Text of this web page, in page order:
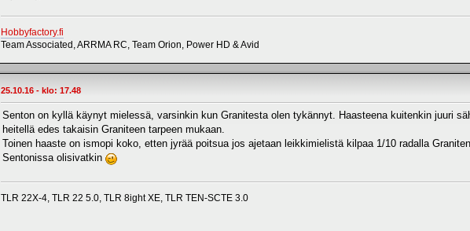
Hobbyfactory.fi
Team Associated, ARRMA RC, Team Orion, Power HD & Avid
25.10.16 - klo: 17.48
Senton on kyllä käynyt mielessä, varsinkin kun Granitesta olen tykännyt. Haasteena kuitenkin juuri
heitellä edes takaisin Graniteen tarpeen mukaan.
Toinen haaste on ismopi koko, etten jyrää poitsua jos ajetaan leikkimielistä kilpaa 1/10 radalla
Sentonissa olisivatkin
TLR 22X-4, TLR 22 5.0, TLR 8ight XE, TLR TEN-SCTE 3.0